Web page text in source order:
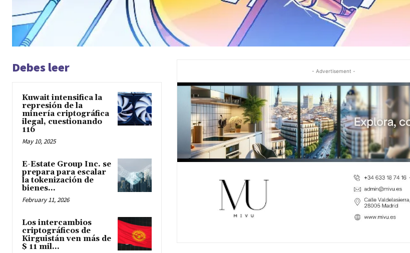
Debes leer
Kuwait intensifica la
represión de la
minería criptográfica
ilegal, cuestionando
116
May 10, 2025
E-Estate Group Inc. se
prepara para escalar
la tokenización de
bienes...
February 11, 2026
Los intercambios
criptográficos de
Kirguistán ven más de
$ 11 mil...
- Advertisement -